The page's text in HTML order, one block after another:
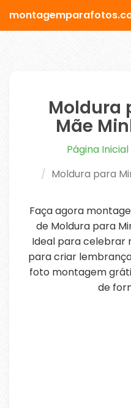
Moldura
Mãe
Página Inicial
Moldura para
Faça agora
de Moldura para
Ideal para celebrar
para criar
foto montagem
de